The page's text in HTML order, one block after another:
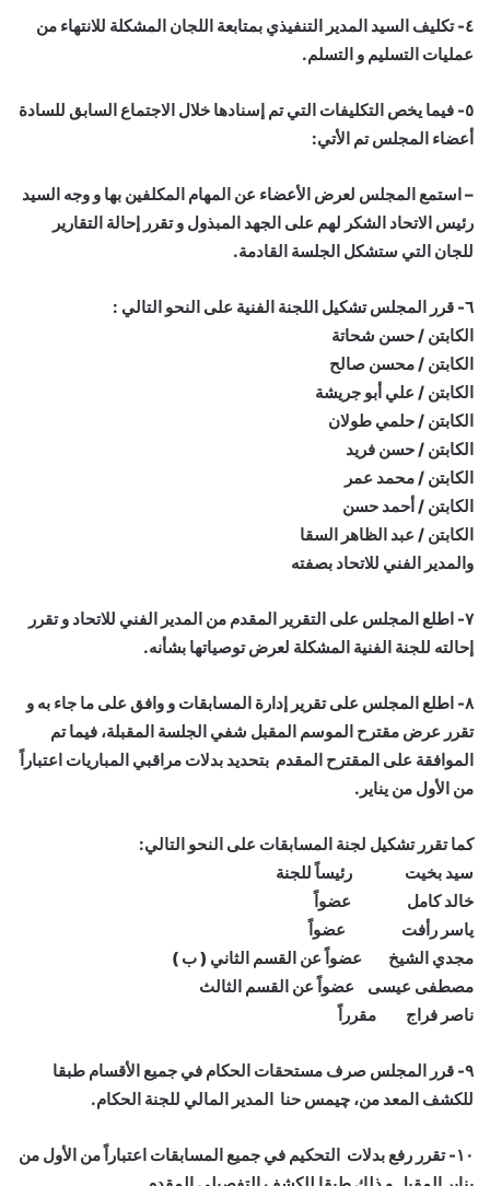
٤- تكليف السيد المدير التنفيذي بمتابعة اللجان المشكلة للانتهاء من
عمليات التسليم و التسلم.
٥- فيما يخص التكليفات التي تم إسنادها خلال الاجتماع السابق للسادة
أعضاء المجلس تم الأتي:
– استمع المجلس لعرض الأعضاء عن المهام المكلفين بها و وجه السيد
رئيس الاتحاد الشكر لهم على الجهد المبذول و تقرر إحالة التقارير
للجان التي ستشكل الجلسة القادمة.
٦- قرر المجلس تشكيل اللجنة الفنية على النحو التالي :
الكابتن / حسن شحاتة
الكابتن / محسن صالح
الكابتن / علي أبو جريشة
الكابتن / حلمي طولان
الكابتن / حسن فريد
الكابتن / محمد عمر
الكابتن / أحمد حسن
الكابتن / عبد الظاهر السقا
والمدير الفني للاتحاد بصفته
٧- اطلع المجلس على التقرير المقدم من المدير الفني للاتحاد و تقرر
إحالته للجنة الفنية المشكلة لعرض توصياتها بشأنه.
٨- اطلع المجلس على تقرير إدارة المسابقات و وافق على ما جاء به و
تقرر عرض مقترح الموسم المقبل شفي الجلسة المقبلة، فيما تم
الموافقة على المقترح المقدم بتحديد بدلات مراقبي المباريات اعتباراً
من الأول من يناير.
كما تقرر تشكيل لجنة المسابقات على النحو التالي:
سيد بخيت رئيساً للجنة
خالد كامل عضواً
ياسر رأفت عضواً
مجدي الشيخ عضواً عن القسم الثاني ( ب )
مصطفى عيسى عضواً عن القسم الثالث
ناصر فراج مقرراً
٩- قرر المجلس صرف مستحقات الحكام في جميع الأقسام طبقا
للكشف المعد من، چيمس حنا المدير المالي للجنة الحكام.
١٠- تقرر رفع بدلات التحكيم في جميع المسابقات اعتباراً من الأول من